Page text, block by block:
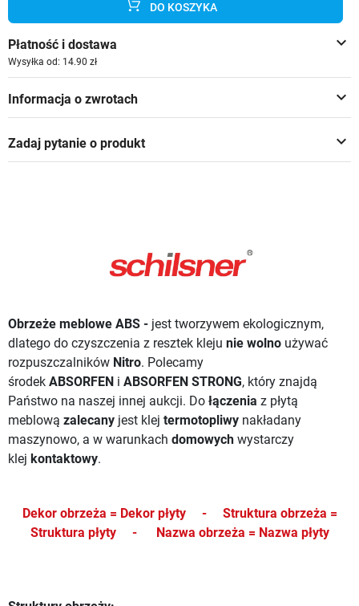
DO KOSZYKA
keyboard_arrow_down
Płatność i dostawa
Wysyłka od: 14.90 zł
keyboard_arrow_down
Informacja o zwrotach
keyboard_arrow_down
Zadaj pytanie o produkt
Obrzeże meblowe ABS - jest tworzywem ekologicznym,
dlatego do czyszczenia z resztek kleju nie wolno używać
rozpuszczalników Nitro. Polecamy
środek ABSORFEN i ABSORFEN STRONG, który znajdą
Państwo na naszej innej aukcji. Do łączenia z płytą
meblową zalecany jest klej termotopliwy nakładany
maszynowo, a w warunkach domowych wystarczy
klej kontaktowy.
Dekor obrzeża = Dekor płyty - Struktura obrzeża =
Struktura płyty - Nazwa obrzeża = Nazwa płyty